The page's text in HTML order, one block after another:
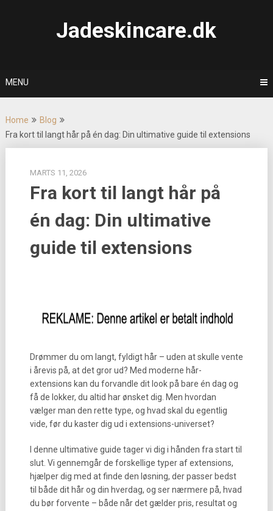
Jadeskincare.dk
MENU
Home
Blog
Fra kort til langt hår på én dag: Din ultimative guide til extensions
MARTS 11, 2026
Fra kort til langt hår på
én dag: Din ultimative
guide til extensions
Drømmer du om langt, fyldigt hår – uden at skulle vente
i årevis på, at det gror ud? Med moderne hår-
extensions kan du forvandle dit look på bare én dag og
få de lokker, du altid har ønsket dig. Men hvordan
vælger man den rette type, og hvad skal du egentlig
vide, før du kaster dig ud i extensions-universet?
I denne ultimative guide tager vi dig i hånden fra start til
slut. Vi gennemgår de forskellige typer af extensions,
hjælper dig med at finde den løsning, der passer bedst
til både dit hår og din hverdag, og ser nærmere på, hvad
du bør forvente – både når det gælder pris, resultat og